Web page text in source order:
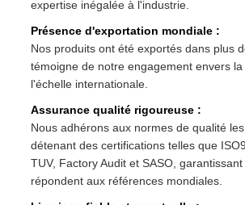
expertise inégalée à l'industrie.
Présence d'exportation mondiale :
Nos produits ont été exportés dans plus
témoigne de notre engagement envers
l'échelle internationale.
Assurance qualité rigoureuse :
Nous adhérons aux normes de qualité
détenant des certifications telles que
TUV, Factory Audit et SASO,
répondent aux références mondiales.